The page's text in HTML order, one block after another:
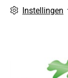
Instellingen